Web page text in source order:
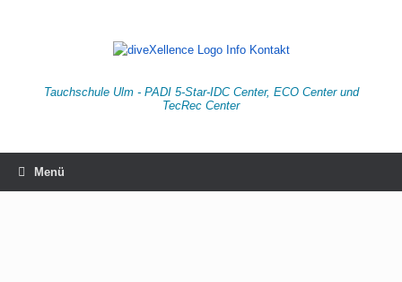
Tauchschule Ulm - PADI 5-Star-IDC Center, ECO Center und
TecRec Center
Menü